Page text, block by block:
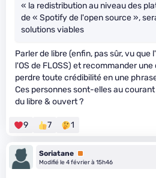
« la redistribution au niveau des
de « Spotify de l'open source »,
solutions viables
Parler de libre (enfin, pas sûr, vu que
l'OS de FLOSS) et recommander
perdre toute crédibilité en une
Ces personnes sont-elles au
du libre & ouvert ?
9 7 1
Soriatane Premium
Modifié le 4 février à 15h46